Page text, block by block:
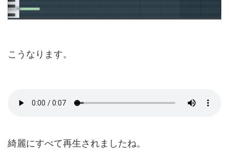
こうなります。
綺麗にすべて再生されましたね。